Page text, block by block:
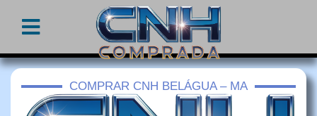
COMPRAR CNH BELÁGUA – MA